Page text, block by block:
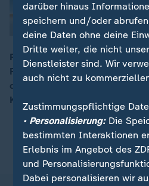
00:16
Polen, Ungarn und Tschechien
Flüchtlingskrise gegen EU-
der Europäische Gerichtshof
Krüger über die Folgen des
darüber hinaus
speichern und/oder
deine Daten ohne deine
Dritte weiter, die nicht
Dienstleister sind. Wir
auch nicht zu
Zustimmungspflichtige
• Personalisierung:Die
bestimmten Interaktionen
Erlebnis im Angebot des
und
Dabei personalisieren wir